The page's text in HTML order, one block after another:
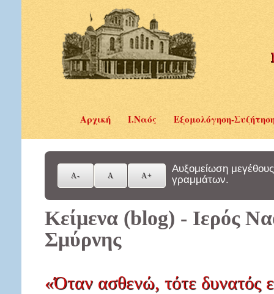
Αρχική Ι.Ναός Εξομολόγηση-
Αυξομείωση μεγέθους
γραμμάτων.
Κείμενα (blog) - Ιερός
Σμύρνης
«Όταν ασθενώ, τότε δυνατός